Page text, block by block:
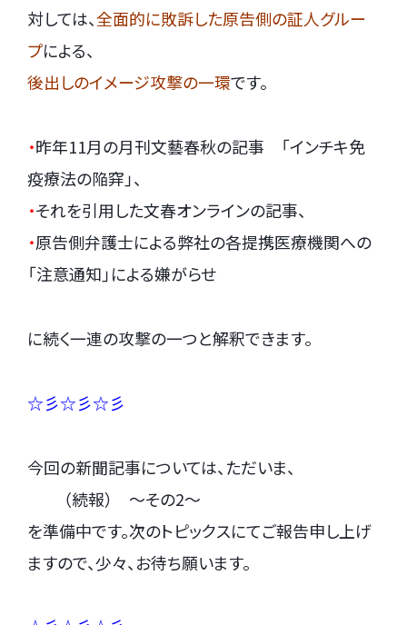
対しては、全面的に敗訴した原告側の証人グルー
プによる、
後出しのイメージ攻撃の一環です。
・昨年11月の月刊文藝春秋の記事 「インチキ免
疫療法の陥穽」、
・それを引用した文春オンラインの記事、
・原告側弁護士による弊社の各提携医療機関への
「注意通知」による嫌がらせ
に続く一連の攻撃の一つと解釈できます。
☆彡☆彡☆彡
今回の新聞記事については、ただいま、
（続報） ～その2～
を準備中です。次のトピックスにてご報告申し上げ
ますので、少々、お待ち願います。